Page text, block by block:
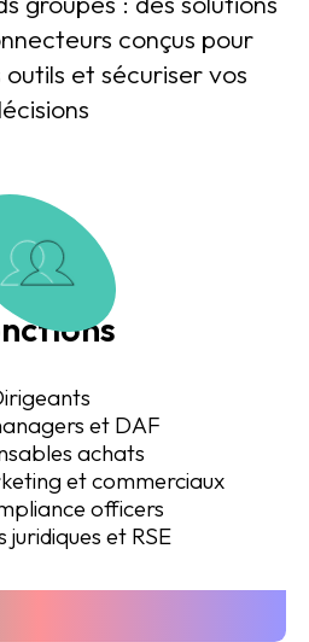
conçus pour
outils et sécuriser vos
et DAF
achats
et commerciaux
officers
juridiques et RSE